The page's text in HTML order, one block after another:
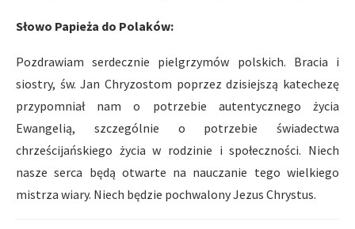
Słowo Papieża do Polaków:
Pozdrawiam serdecznie pielgrzymów polskich. Bracia i
siostry, św. Jan Chryzostom poprzez dzisiejszą katechezę
przypomniał nam o potrzebie autentycznego życia
Ewangelią, szczególnie o potrzebie świadectwa
chrześcijańskiego życia w rodzinie i społeczności. Niech
nasze serca będą otwarte na nauczanie tego wielkiego
mistrza wiary. Niech będzie pochwalony Jezus Chrystus.